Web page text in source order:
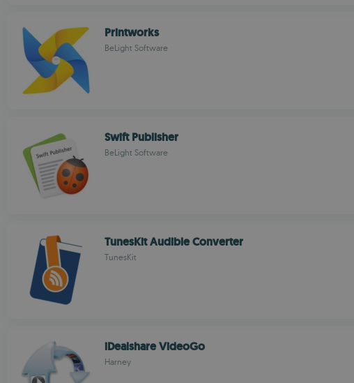
Printworks
BeLight Software
Swift Publisher
BeLight Software
TunesKit Audible Converter
TunesKit
iDealshare VideoGo
Harney